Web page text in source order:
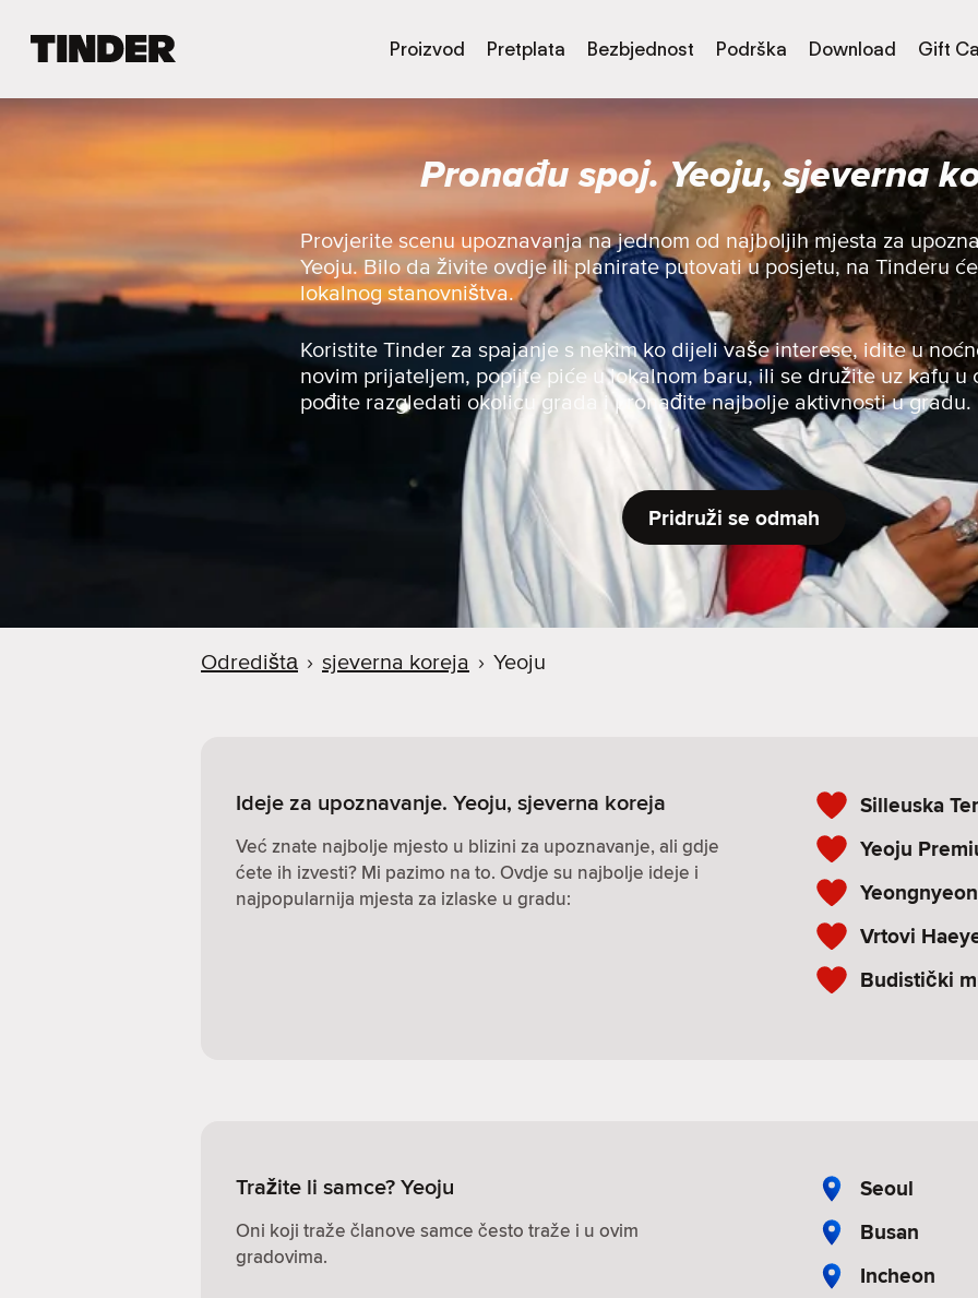
d
m
Proizvod Pretplata Bezbjednost Podrška Download Gift
Pronađu spoj. Yeoju, sjeverna
Provjerite scenu upoznavanja na jednom od najboljih mjesta za
Yeoju. Bilo da živite ovdje ili planirate putovati u posjetu, na Tinderu
lokalnog stanovništva.
Koristite Tinder za spajanje s nekim ko dijeli vaše interese, idite u
novim prijateljem, popijte piće u lokalnom baru, ili se družite uz kafu u
pođite razgledati okolicu grada i pronađite najbolje aktivnosti u gradu.
Pridruži se odmah
Odredištа › sjeverna koreja › Yeoju
Ideje za upoznavanje. Yeoju, sjeverna koreja
Već znate najbolje mjesto u blizini za upoznavanje, ali gdje
ćete ih izvesti? Mi pazimo na to. Ovdje su najbolje ideje i
najpopularnija mjesta za izlaske u gradu:
Silleuska
Yeoju
Vrtovi
Budistički
Tražite li samce? Yeoju
Oni koji traže članove samce često traže i u ovim
gradovima.
Seoul
Busan
Incheon